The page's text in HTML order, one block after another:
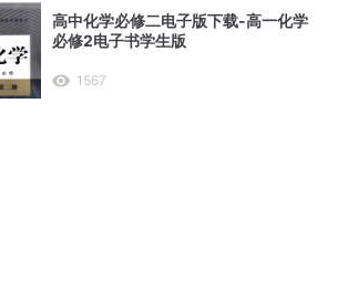
高中化学必修二电子版下载-高一化学
必修2电子书学生版
1567